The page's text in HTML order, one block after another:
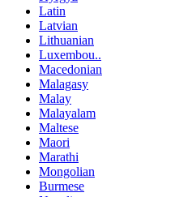
Latin
Latvian
Lithuanian
Luxembou..
Macedonian
Malagasy
Malay
Malayalam
Maltese
Maori
Marathi
Mongolian
Burmese